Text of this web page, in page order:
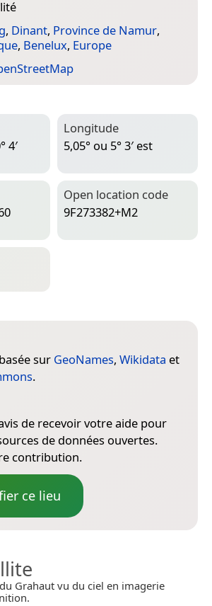
, Dinant, Province de Namur,
, Benelux, Europe
4′
Longitude
5,05° ou 5° 3′ est
Open location code
9F273382+M2
sur GeoNames, Wikidata et
.
de recevoir votre aide pour
de données ouvertes.
contribution.
ce lieu
Grahaut vu du ciel en imagerie